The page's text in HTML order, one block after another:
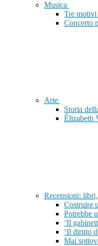
Musica
Tre motivi
Concerto
Arte
Storia
Élizabeth
Recensioni:
Costruire
Potrebbe
‘Il
‘Il diritto
Mai